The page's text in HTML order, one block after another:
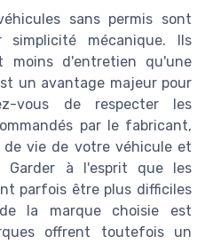
sans permis sont
mécanique. Ils
moins d'entretien qu'une
un avantage majeur pour
vous de respecter les
par le fabricant,
vie de votre véhicule et
Garder à l'esprit que les
parfois être plus difficiles
la marque choisie est
offrent toutefois un